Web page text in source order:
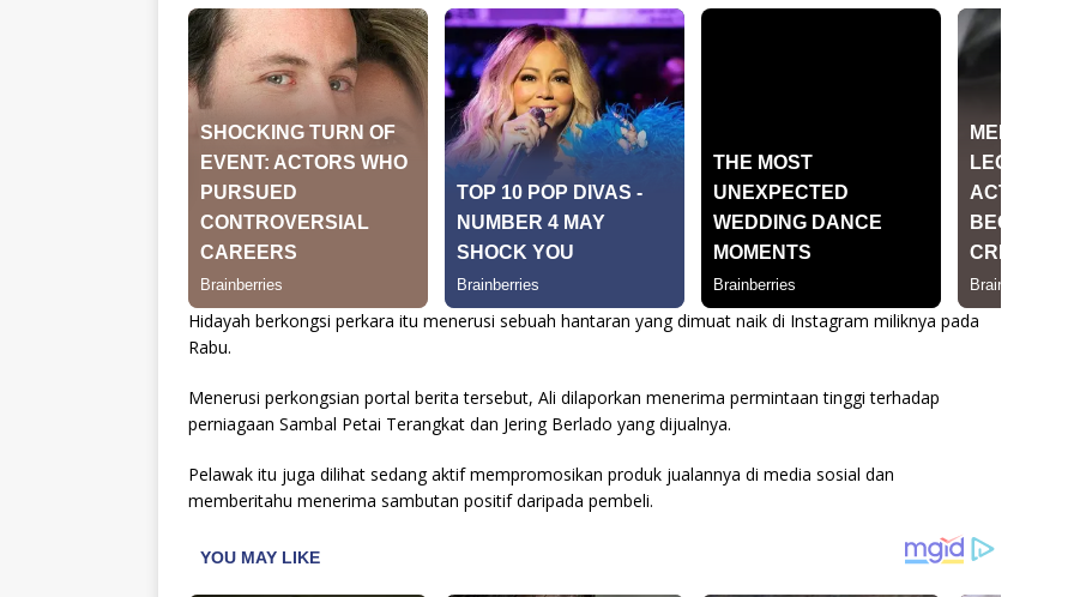
Hidayah berkongsi perkara itu menerusi sebuah hantaran yang dimuat naik di Instagram miliknya pada
Rabu.
Menerusi perkongsian portal berita tersebut, Ali dilaporkan menerima permintaan tinggi terhadap
perniagaan Sambal Petai Terangkat dan Jering Berlado yang dijualnya.
Pelawak itu juga dilihat sedang aktif mempromosikan produk jualannya di media sosial dan
memberitahu menerima sambutan positif daripada pembeli.